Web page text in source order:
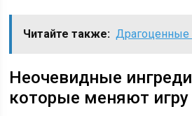
Читайте также: Драгоценные
Неочевидные
которые меняют игру